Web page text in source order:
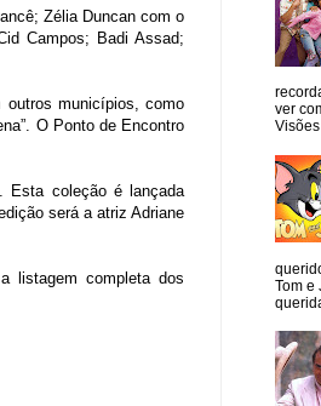
Zélia Duncan com o
Campos; Badi Assad;
outros municípios, como
O Ponto de Encontro
Esta coleção é lançada
será a atriz Adriane
listagem completa dos
ver
Tom e